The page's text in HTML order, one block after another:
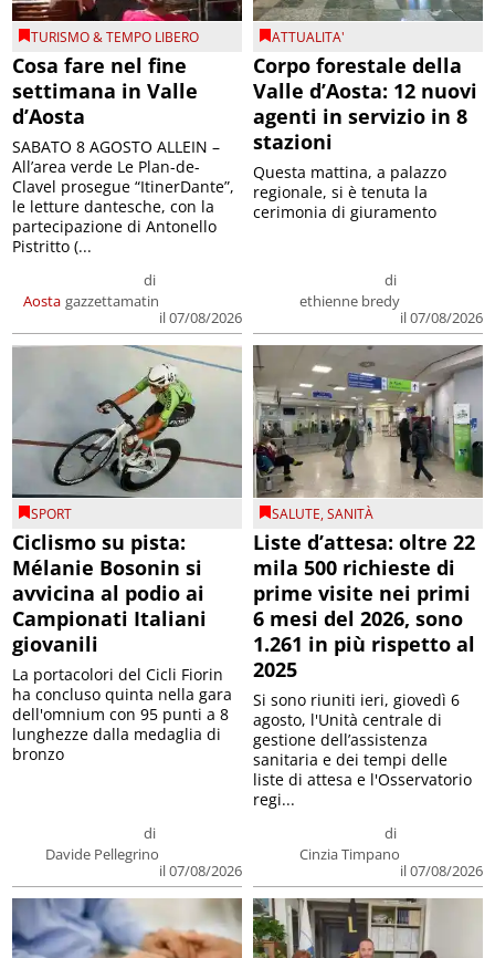
TURISMO & TEMPO LIBERO
Cosa fare nel fine
settimana in Valle
d’Aosta
Aosta
di
gazzettamatin
il 07/08/2026
SABATO 8 AGOSTO ALLEIN –
All’area verde Le Plan-de-
Clavel prosegue “ItinerDante”,
le letture dantesche, con la
partecipazione di Antonello
Pistritto (...
ATTUALITA'
Corpo forestale della
Valle d’Aosta: 12 nuovi
agenti in servizio in 8
stazioni
di
ethienne bredy
il 07/08/2026
Questa mattina, a palazzo
regionale, si è tenuta la
cerimonia di giuramento
SPORT
Ciclismo su pista:
Mélanie Bosonin si
avvicina al podio ai
Campionati Italiani
giovanili
di
Davide Pellegrino
il 07/08/2026
La portacolori del Cicli Fiorin
ha concluso quinta nella gara
dell'omnium con 95 punti a 8
lunghezze dalla medaglia di
bronzo
SALUTE,SANITÀ
Liste d’attesa: oltre 22
mila 500 richieste di
prime visite nei primi
6 mesi del 2026, sono
1.261 in più rispetto al
2025
di
Cinzia Timpano
il 07/08/2026
Si sono riuniti ieri, giovedì 6
agosto, l'Unità centrale di
gestione dell’assistenza
sanitaria e dei tempi delle
liste di attesa e l'Osservatorio
regi...